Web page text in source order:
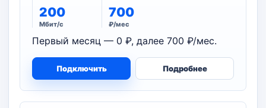
200
Мбит/с
700
₽/мес
Первый месяц — 0 ₽, далее 700 ₽/мес.
Подключить Подробнее